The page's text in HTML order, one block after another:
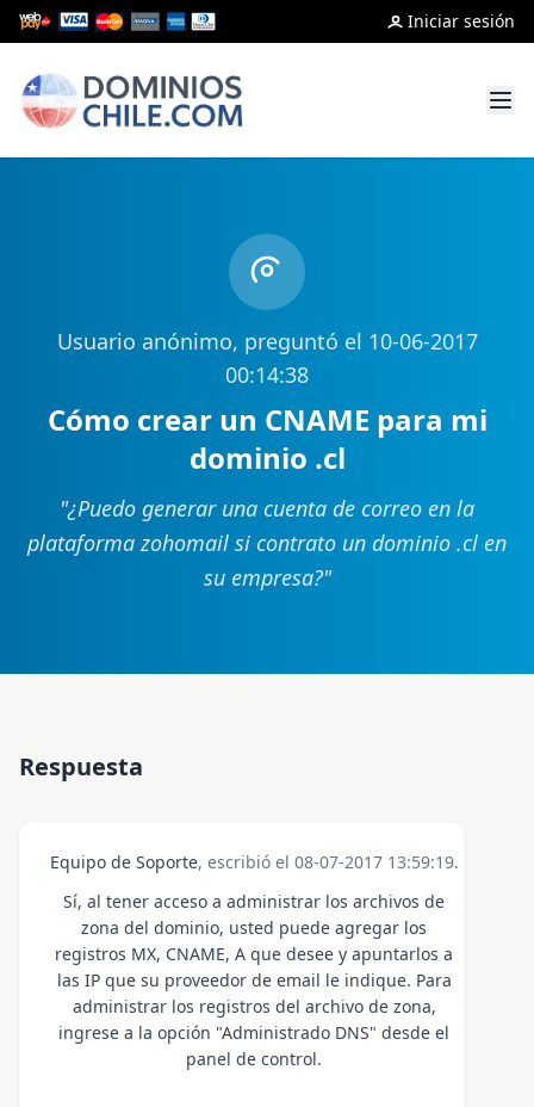
Iniciar sesión
Usuario anónimo, preguntó el 10-06-2017
00:14:38
Cómo crear un CNAME para mi
dominio .cl
"¿Puedo generar una cuenta de correo en la
plataforma zohomail si contrato un dominio .cl en
su empresa?"
Respuesta
Equipo de Soporte, escribió el 08-07-2017 13:59:19.
Sí, al tener acceso a administrar los archivos de
zona del dominio, usted puede agregar los
registros MX, CNAME, A que desee y apuntarlos a
las IP que su proveedor de email le indique. Para
administrar los registros del archivo de zona,
ingrese a la opción "Administrado DNS" desde el
panel de control.